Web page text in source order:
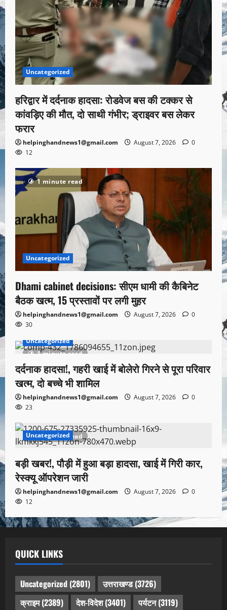
Uncategorized
हरिद्वार में दर्दनाक हादसा: रोडवेज बस की टक्कर से
कांवड़िए की मौत, दो साथी गंभीर; ड्राइवर बस लेकर
फरार
helpinghandnews1@gmail.com August 7, 2026
0
12
1 minute read
Uncategorized
Dhami cabinet decisions: सीएम धामी की कैबिनेट
बैठक खत्म, 15 प्रस्तावों पर लगी मुहर
helpinghandnews1@gmail.com August 7, 2026
0
30
1 minute read
Uncategorized
दर्दनाक हादसा!, गहरी खाई में बोलेरो गिरने से पूरा परिवार
खत्म, दो बच्चे भी शामिल
helpinghandnews1@gmail.com August 7, 2026
0
23
1 minute read
Uncategorized
बड़ी खबर!, पौड़ी में हुआ बड़ा हादसा, खाई में गिरी कार,
रेस्क्यू ऑपरेशन जारी
helpinghandnews1@gmail.com August 7, 2026
0
12
QUICK LINKS
Uncategorized (2801) उत्तराखण्ड(3726)
क्राइम(2389) देश-विदेश(3401) पर्यटन(3119)